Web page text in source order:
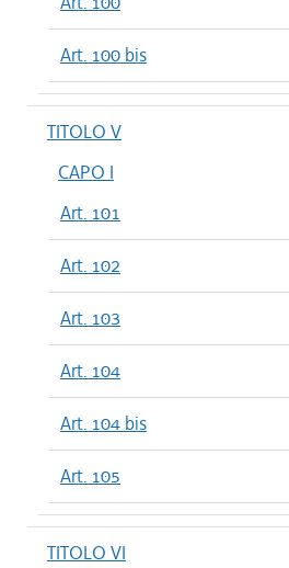
Art. 100 bis
TITOLO V
CAPO I
Art. 101
Art. 102
Art. 103
Art. 104
Art. 104 bis
Art. 105
TITOLO VI